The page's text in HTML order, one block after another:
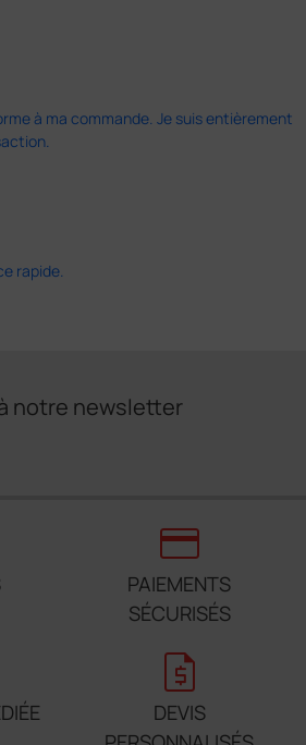
à ma commande. Je suis entièrement
rapide.
notre newsletter
credit_card
PAIEMENTS
SÉCURISÉS
request_quote
DEVIS